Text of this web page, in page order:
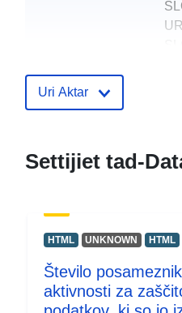
uriRef:
Uri Aktar
Settijiet tad-
HTML UNKNOWN HTML
Število
aktivnosti za